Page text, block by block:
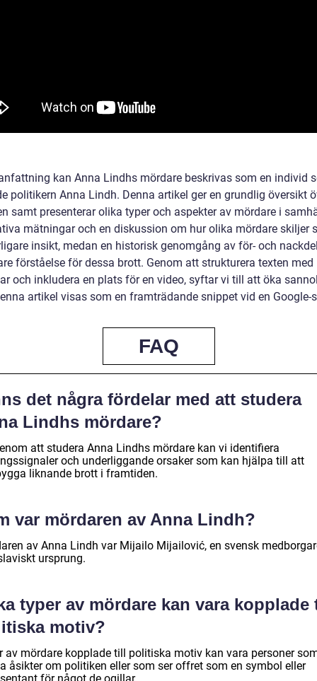
kan Anna Lindhs mördare beskrivas som en individ
politikern Anna Lindh. Denna artikel ger en grundlig översikt
samt presenterar olika typer och aspekter av mördare i
mätningar och en diskussion om hur olika mördare skiljer
insikt, medan en historisk genomgång av för- och
förståelse för dessa brott. Genom att strukturera texten
och inkludera en plats för en video, syftar vi till att öka
artikel visas som en framträdande snippet vid en Google-
FAQ
det några fördelar med att studera
Lindhs mördare?
att studera Anna Lindhs mördare kan vi identifiera
och underliggande orsaker som kan hjälpa till att
liknande brott i framtiden.
var mördaren av Anna Lindh?
av Anna Lindh var Mijailo Mijailović, en svensk
ursprung.
typer av mördare kan vara kopplade
motiv?
av mördare kopplade till politiska motiv kan vara personer
åsikter om politiken eller som ser offret som en symbol eller